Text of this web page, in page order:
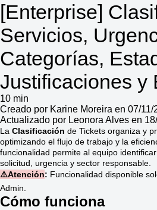
[Enterprise]
Servicios,
Categorías,
Justificaciones y
10 min
Creado por Karine Moreira en 07/11/
Actualizado por Leonora Alves en
La Clasificación de Tickets organiza y
optimizando el flujo de trabajo y la
funcionalidad permite al equipo
solicitud, urgencia y sector responsable.
⚠️Atención: Funcionalidad disponible
Admin.
Cómo funciona